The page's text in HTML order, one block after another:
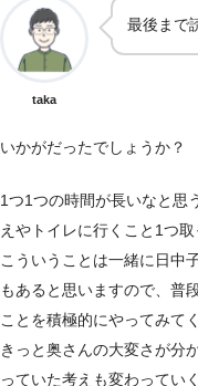
taka
最後まで
いかがだったでしょうか？
1つ1つの時間が長いなと思
えやトイレに行くこと1つ
こういうことは一緒に日中
もあると思いますので、普
ことを積極的にやってみて
きっと奥さんの大変さが分
っていた考えも変わってい